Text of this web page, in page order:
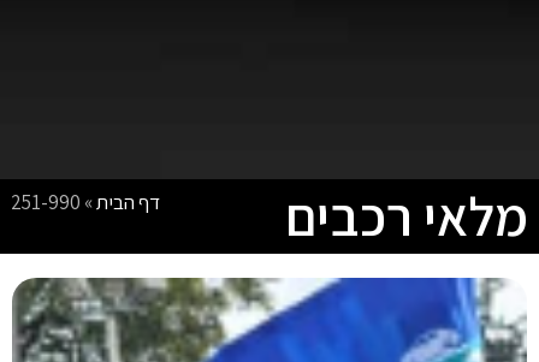
מלאי רכבים דף הבית»
251-990